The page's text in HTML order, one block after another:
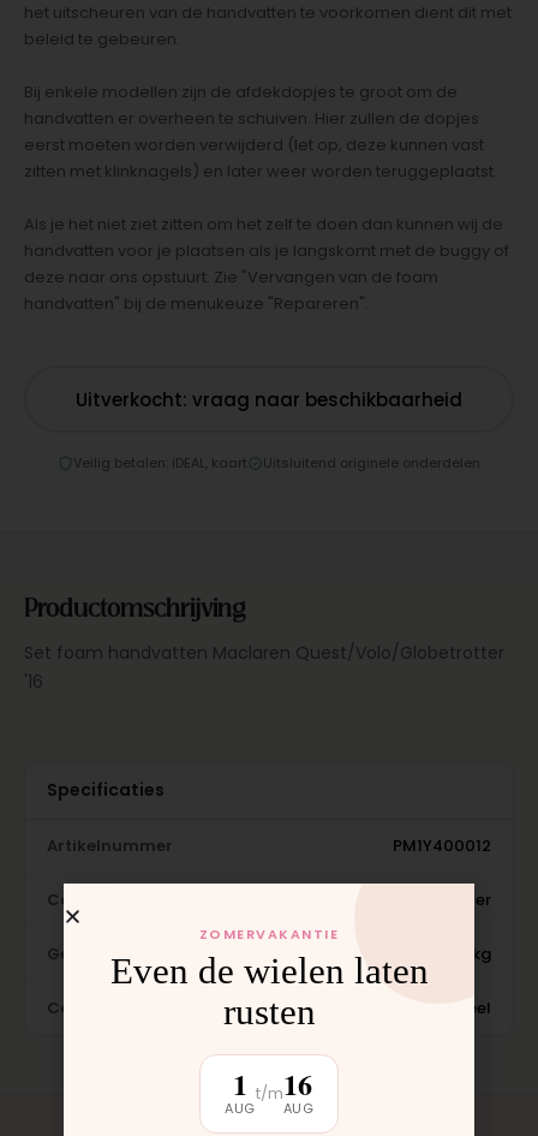
het uitscheuren van de handvatten te voorkomen dient dit met
beleid te gebeuren.
Bij enkele modellen zijn de afdekdopjes te groot om de
handvatten er overheen te schuiven. Hier zullen de dopjes
eerst moeten worden verwijderd (let op, deze kunnen vast
zitten met klinknagels) en later weer worden teruggeplaatst.
Als je het niet ziet zitten om het zelf te doen dan kunnen wij de
handvatten voor je plaatsen als je langskomt met de buggy of
deze naar ons opstuurt. Zie "Vervangen van de foam
handvatten" bij de menukeuze "Repareren".
Uitverkocht: vraag naar beschikbaarheid
Veilig betalen: iDEAL, kaart Uitsluitend originele onderdelen
Productomschrijving
Set foam handvatten Maclaren Quest/Volo/Globetrotter
'16
Specificaties
Artikelnummer PM1Y400012
Categorie Frames & Mechanisme · Globetrotter
Gewicht 0,1 kg
Conditie Nieuw, origineel
ZOMERVAKANTIE
Even de wielen laten
rusten
1
AUG
t/m16
AUG